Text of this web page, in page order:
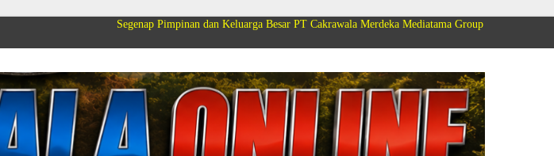
Segenap Pimpinan dan Keluarga Besar PT Cakrawala Merdeka Mediatama Group Mengucapkan Selamat